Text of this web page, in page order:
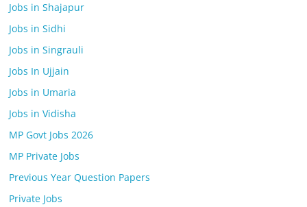
Jobs in Shajapur
Jobs in Sidhi
Jobs in Singrauli
Jobs In Ujjain
Jobs in Umaria
Jobs in Vidisha
MP Govt Jobs 2026
MP Private Jobs
Previous Year Question Papers
Private Jobs